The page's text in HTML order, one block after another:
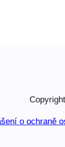
o ochraně